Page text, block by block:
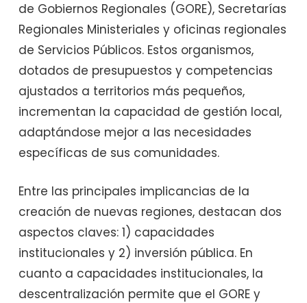
de Gobiernos Regionales (GORE), Secretarías
Regionales Ministeriales y oficinas regionales
de Servicios Públicos. Estos organismos,
dotados de presupuestos y competencias
ajustados a territorios más pequeños,
incrementan la capacidad de gestión local,
adaptándose mejor a las necesidades
específicas de sus comunidades.
Entre las principales implicancias de la
creación de nuevas regiones, destacan dos
aspectos claves: 1) capacidades
institucionales y 2) inversión pública. En
cuanto a capacidades institucionales, la
descentralización permite que el GORE y